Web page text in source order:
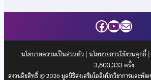
Facebook
YouTube
Mail
นโยบายความเป็นส่วนตัว| นโยบายการใช้งานคุกกี้|
3,603,333ครั้ง
สงวนลิขสิทธิ์ © 2026 มูลนิธิส่งเสริมโอลิมปิกวิชาการและพัฒ